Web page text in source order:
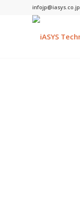
infojp@iasys.co.jp